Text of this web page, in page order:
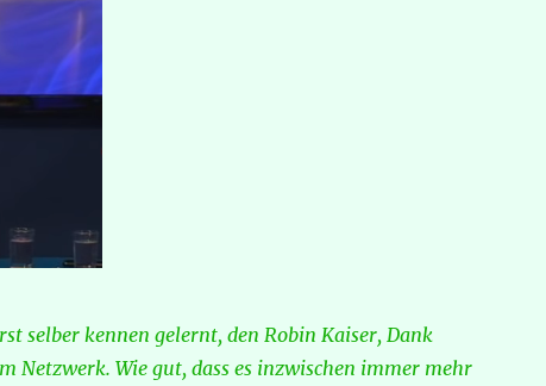
selber kennen gelernt, den Robin Kaiser, Dank
Netzwerk. Wie gut, dass es inzwischen immer mehr